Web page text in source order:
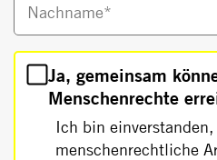
Nachname*
Ja, gemeinsam
Menschenrechte
Ich bin
menschenrechtliche